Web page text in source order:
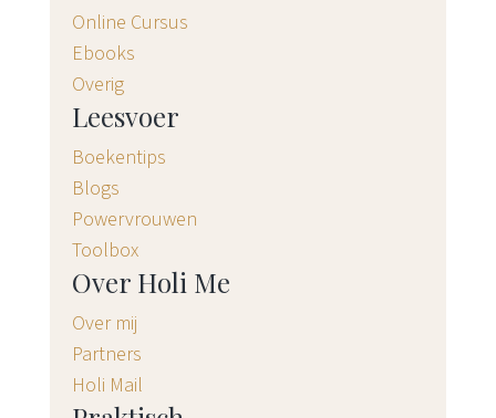
Online Cursus
Ebooks
Overig
Leesvoer
Boekentips
Blogs
Powervrouwen
Toolbox
Over Holi Me
Over mij
Partners
Holi Mail